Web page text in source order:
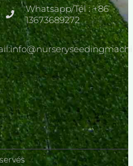
de
sur
Planteur de
laitue
Whatsapp/Tél : +86
13673689272